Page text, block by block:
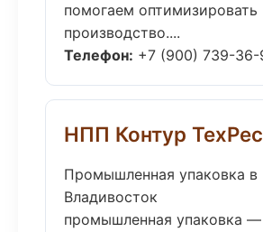
помогаем оптимизировать
производство....
Телефон: +7 (900) 739-36-
НПП Контур
Промышленная упаковка в
Владивосток
промышленная упаковка —